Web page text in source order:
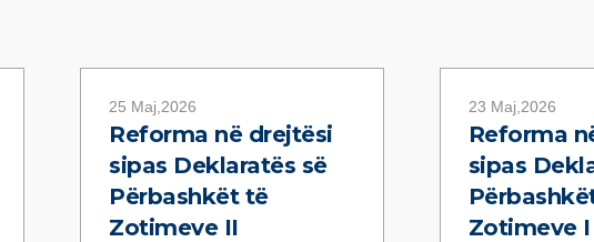
25 Maj,2026
Reforma në drejtësi
sipas Deklaratës së
Përbashkët të
Zotimeve II
23 Maj,2026
Reforma
sipas
Zotimeve I